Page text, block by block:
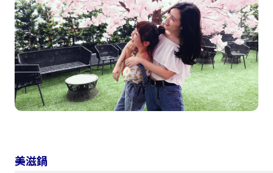
美滋鍋